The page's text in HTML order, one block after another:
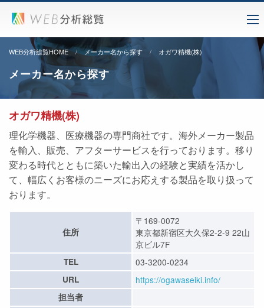
WEB分析総覧HOME メーカー名から探す オガワ精機(株)
メーカー名から探す
オガワ精機(株)
理化学機器、医療機器の専門商社です。海外メーカー製品
を輸入、販売、アフターサービスを行っております。移り
変わる時代とともに築いた輸出入の経験と実績を活かし
て、幅広くお客様のニーズにお応えする製品を取り扱って
おります。
住所
〒169-0072
東京都新宿区大久保2-2-9 22山
京ビル7F
TEL 03-3200-0234
URL https://ogawaseiki.info/
担当者